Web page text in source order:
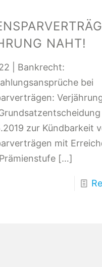
NAHT!
| Bankrecht:
bei
zur Kündbarkeit
mit
[…]